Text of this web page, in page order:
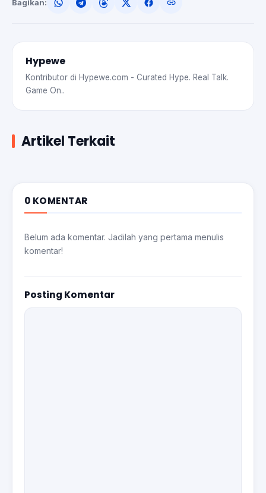
Bagikan:
Hypewe
Kontributor di Hypewe.com - Curated Hype. Real Talk.
Game On..
Artikel Terkait
0 KOMENTAR
Belum ada komentar. Jadilah yang pertama menulis
komentar!
Posting Komentar